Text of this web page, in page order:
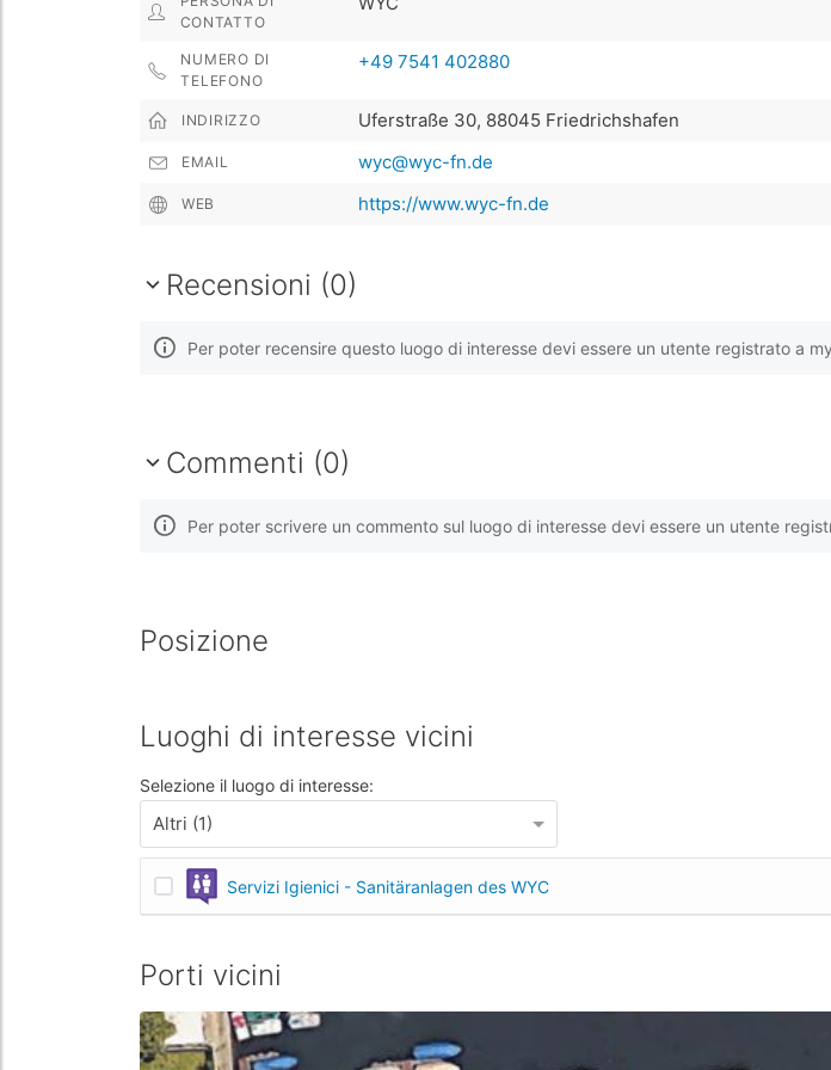
CONTATTO
NUMERO DI
TELEFONO
+49 7541 402880
INDIRIZZO Uferstraße 30, 88045 Friedrichshafen
EMAIL wyc@wyc-fn.de
WEB https://www.wyc-fn.de
Recensioni (0)
Per poter recensire questo luogo di interesse devi essere un utente registrato a
Commenti (0)
Per poter scrivere un commento sul luogo di interesse devi essere un utente
Posizione
Luoghi di interesse vicini
Selezione il luogo di interesse:
Altri (1)
Servizi Igienici - Sanitäranlagen des WYC
Porti vicini